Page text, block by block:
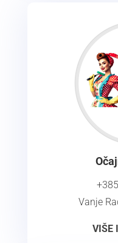
Vanje
VIŠE